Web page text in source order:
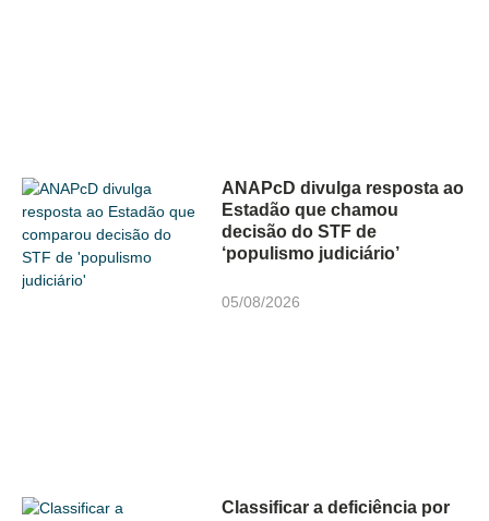
ANAPcD divulga resposta ao
Estadão que chamou
decisão do STF de
‘populismo judiciário’
05/08/2026
Classificar a deficiência por